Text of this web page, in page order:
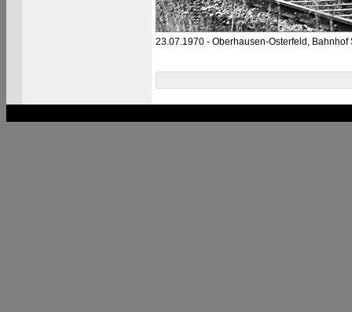
23.07.1970 - Oberhausen-Osterfeld, Bahnhof